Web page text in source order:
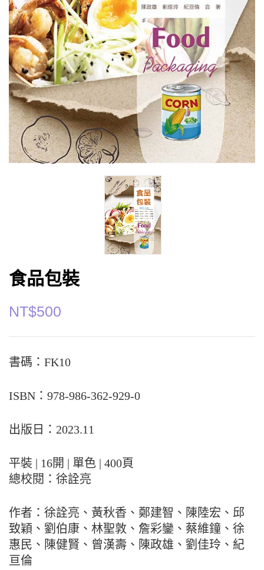
食品包裝
NT$500
書碼：FK10
ISBN：978-986-362-929-0
出版日：2023.11
平裝 | 16開 | 單色 | 400頁
總校閱：徐詮亮
作者：徐詮亮、黃秋香、鄭建智、陳陸宏、邱
致穎、劉伯康、林聖敦、詹彩鑾、蔡維鐘、徐
惠民、陳健賢、曾漢壽、陳政雄、劉佳玲、紀
亘倫